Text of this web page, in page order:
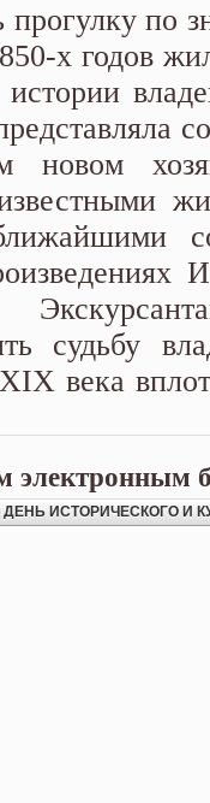
по
х годов
новом
судьбу
века
электронным